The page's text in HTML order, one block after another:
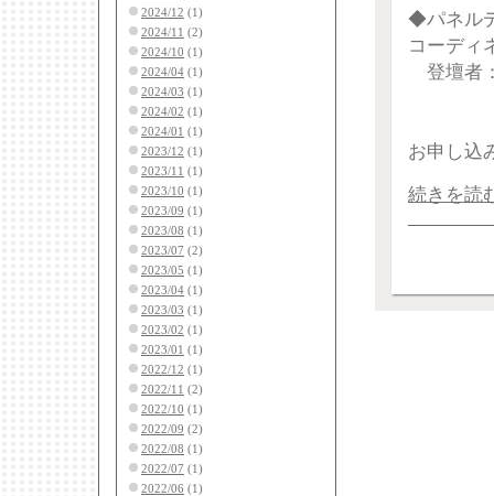
2024/12 (1)
2024/11 (2)
2024/10 (1)
2024/04 (1)
2024/03 (1)
2024/02 (1)
2024/01 (1)
2023/12 (1)
2023/11 (1)
2023/10 (1)
2023/09 (1)
2023/08 (1)
2023/07 (2)
2023/05 (1)
2023/04 (1)
2023/03 (1)
2023/02 (1)
2023/01 (1)
2022/12 (1)
2022/11 (2)
2022/10 (1)
2022/09 (2)
2022/08 (1)
2022/07 (1)
2022/06 (1)
◆パネル
コーディ
登壇者
お申し
続きを読